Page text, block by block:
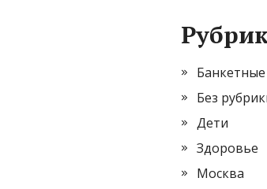
Без
Дети
Здоровье
Москва